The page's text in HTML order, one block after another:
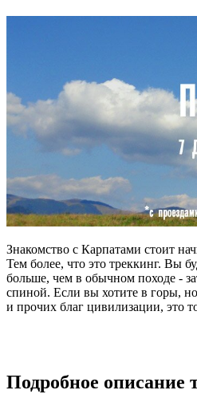
Знакомство с Карпатами стоит
Тем более, что это треккинг. Вы
больше, чем в обычном походе -
спиной. Если вы хотите в горы, но
и прочих благ цивилизации, это
Подробное описание